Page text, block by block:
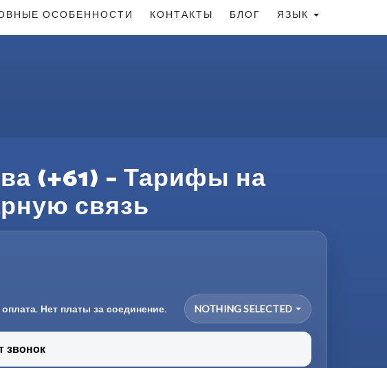
ОСОБЕННОСТИ КОНТАКТЫ БЛОГ ЯЗЫК
(+61) – Тарифы на
связь
Нет платы за соединение. NOTHING SELECTED
звонок